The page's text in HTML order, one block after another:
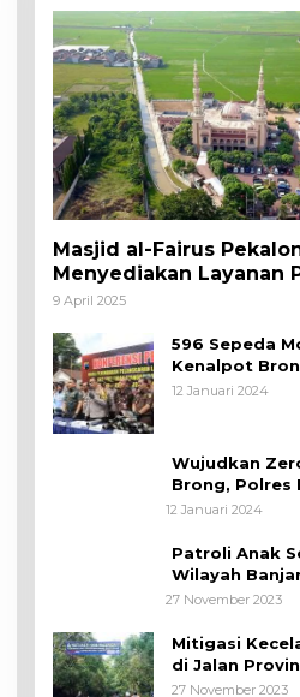
Masjid al-Fairus
Menyediakan Layanan
hingga Potong Rambut
9 April 2025
596 Sepeda
Kenalpot
Diamankan
12 Januari 2024
Wujudkan
Brong, Polres
Kota Berikan
12 Januari 2024
Patroli Anak
Wilayah
Brebes
27 November 2023
Mitigasi
di Jalan
Banjarharjo-
27 November 2023